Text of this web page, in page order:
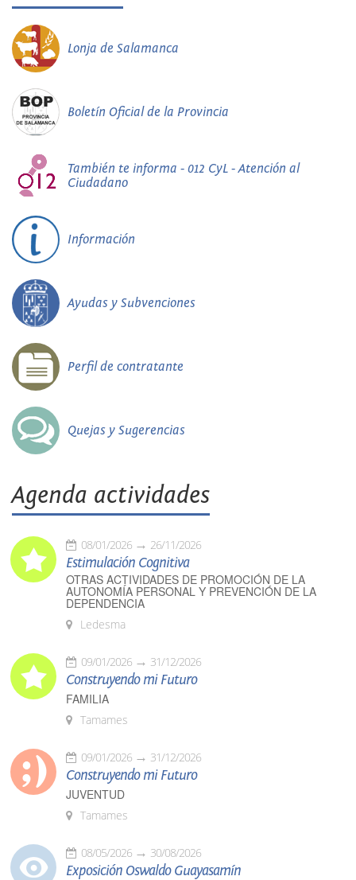
Lonja de Salamanca
Boletín Oficial de la Provincia
También te informa - 012 CyL - Atención al
Ciudadano
Información
Ayudas y Subvenciones
Perfil de contratante
Quejas y Sugerencias
Agenda actividades
08/01/2026 26/11/2026
Estimulación Cognitiva
OTRAS ACTIVIDADES DE PROMOCIÓN DE LA
AUTONOMÍA PERSONAL Y PREVENCIÓN DE LA
DEPENDENCIA
Ledesma
09/01/2026 31/12/2026
Construyendo mi Futuro
FAMILIA
Tamames
09/01/2026 31/12/2026
Construyendo mi Futuro
JUVENTUD
Tamames
08/05/2026 30/08/2026
Exposición Oswaldo Guayasamín